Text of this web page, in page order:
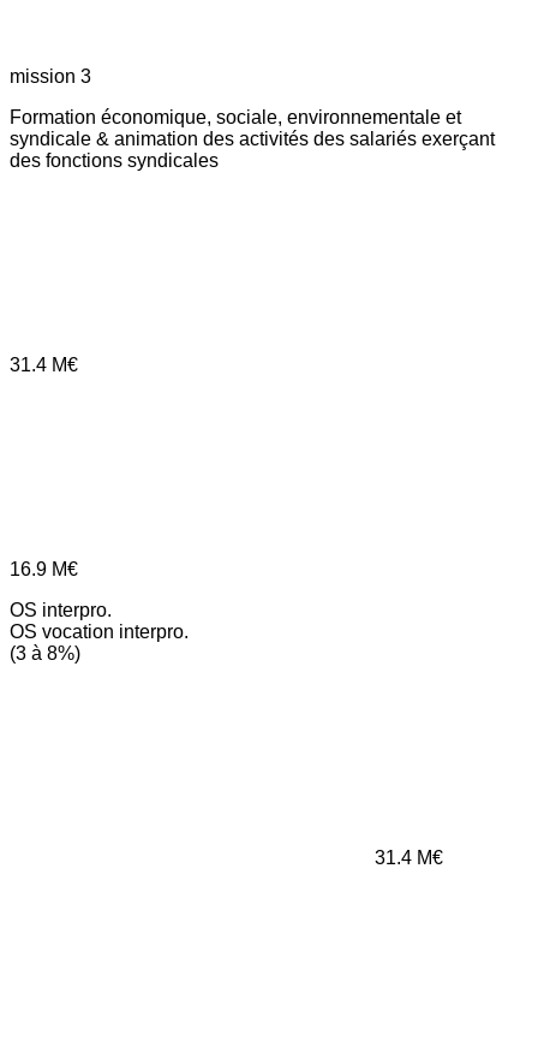
mission 3
Formation économique, sociale, environnementale et
syndicale & animation des activités des salariés exerçant
des fonctions syndicales
31.4 M€
16.9 M€
OS interpro.
OS vocation interpro.
(3 à 8%)
31.4 M€